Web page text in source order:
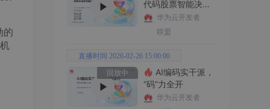
的
代码股票智能决策
平台全功能实战
华为云开发者
联盟
直播时间 2026-02-26 15:00:00
回放中
“码”力全开
华为云开发者